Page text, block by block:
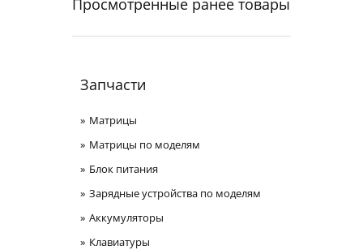
Просмотренные ранее товары
Запчасти
Матрицы
Матрицы по моделям
Блок питания
Зарядные устройства по моделям
Аккумуляторы
Клавиатуры